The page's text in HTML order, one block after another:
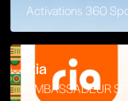
Activations 360
Ria
AMBASSADEUR